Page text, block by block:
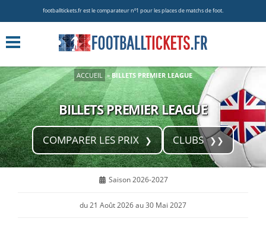
footballtickets.fr est le comparateur nº1 pour les places de matchs de foot.
ACCUEIL » BILLETS PREMIER LEAGUE
BILLETS PREMIER LEAGUE
COMPARER LES PRIX CLUBS
Saison 2026-2027
du 21 Août 2026 au 30 Mai 2027